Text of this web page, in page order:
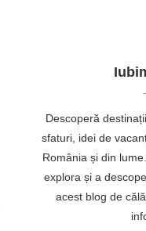
Descoperă
sfaturi, idei de
România și din
explora și a
acest blog de